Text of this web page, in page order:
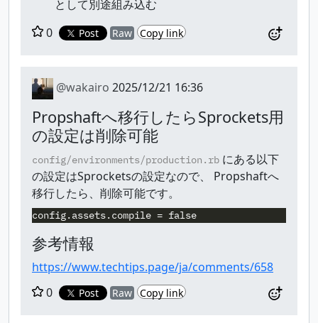
として別途組み込む
0
Post Raw Copy link
@wakairo 2025/12/21 16:36
Propshaftへ移行したらSprockets用
の設定は削除可能
config/environments/production.rb にある以下
の設定はSprocketsの設定なので、 Propshaftへ
移行したら、削除可能です。
参考情報
https://www.techtips.page/ja/comments/658
0
Post Raw Copy link